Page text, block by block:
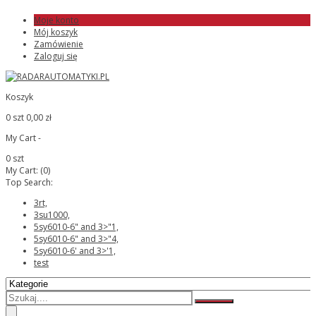
Moje konto
Mój koszyk
Zamówienie
Zaloguj się
Koszyk
0 szt 0,00 zł
My Cart -
0 szt
My Cart: (0)
Top Search:
3rt,
3su1000,
5sy6010-6" and 3>"1,
5sy6010-6" and 3>"4,
5sy6010-6' and 3>'1,
test